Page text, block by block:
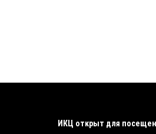
ИКЦ открыт для